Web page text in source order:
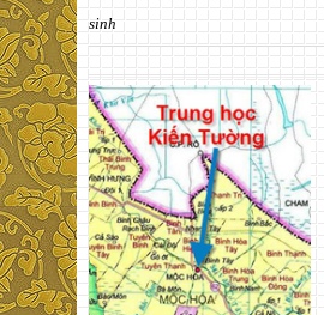
sinh